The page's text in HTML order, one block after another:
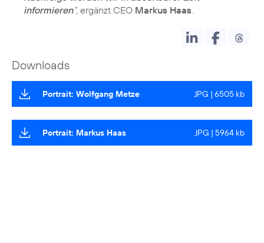
informieren“, ergänzt CEO Markus Haas.
Downloads
Portrait: Wolfgang Metze JPG | 6505 kb
Portrait: Markus Haas JPG | 5964 kb